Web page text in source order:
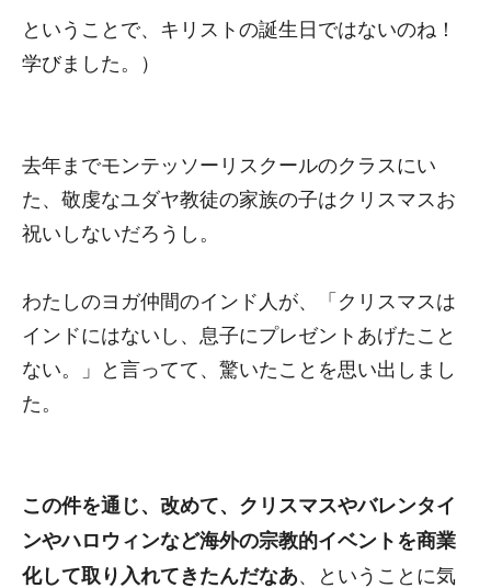
ということで、キリストの誕生日ではないのね！
学びました。）
去年までモンテッソーリスクールのクラスにい
た、敬虔なユダヤ教徒の家族の子はクリスマスお
祝いしないだろうし。
わたしのヨガ仲間のインド人が、「クリスマスは
インドにはないし、息子にプレゼントあげたこと
ない。」と言ってて、驚いたことを思い出しまし
た。
この件を通じ、改めて、クリスマスやバレンタイ
ンやハロウィンなど海外の宗教的イベントを商業
化して取り入れてきたんだなあ、ということに気